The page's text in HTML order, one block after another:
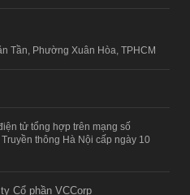
Tần, Phường Xuân Hòa, TPHCM
tử tổng hợp trên mạng số
thông Hà Nội cấp ngày 10
Cổ phần VCCorp